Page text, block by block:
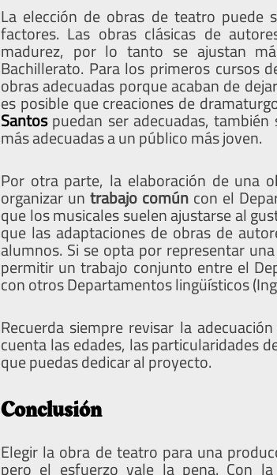
La elección de obras de teatro puede
factores. Las obras clásicas de
madurez, por lo tanto se ajustan
Bachillerato. Para los primeros cursos
obras adecuadas porque acaban de
es posible que creaciones de
Santospuedan ser adecuadas,
más adecuadas a un público más joven.
Por otra parte, la elaboración de una
organizar untrabajo comúncon el
que los musicales suelen ajustarse al
que las adaptaciones de obras de
alumnos. Si se opta por representar
permitir un trabajo conjunto entre el
con otros Departamentos lingüísticos
Recuerda siempre revisar la
cuenta las edades, las particularidades
que puedas dedicar al proyecto.
Conclusión
Elegir la obra de teatro para una
pero el esfuerzo vale la pena. Con